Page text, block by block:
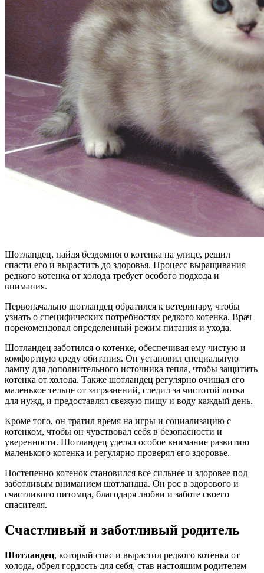
Шотландец, найдя бездомного котенка на улице, решил
спасти его и вырастить до здоровья. Процесс выращивания
редкого котенка от холода требует особого подхода и
внимания.
Первоначально шотландец обратился к ветеринару, чтобы
узнать о специфических потребностях редкого котенка. Врач
порекомендовал определенный режим питания и ухода.
Шотландец заботился о котенке, обеспечивая ему чистую и
комфортную среду обитания. Он установил специальную
лампу для дополнительного источника тепла, чтобы защитить
котенка от холода. Также шотландец регулярно очищал его
маленькое тельце от загрязнений, следил за чистотой лотка
для нужд, и предоставлял свежую пищу и воду каждый день.
Кроме того, он тратил время на игры и социализацию с
котенком, чтобы он чувствовал себя в безопасности и
уверенности. Шотландец уделял особое внимание развитию
маленького котенка и регулярно проверял его здоровье.
Постепенно котенок становился все сильнее и здоровее под
заботливым вниманием шотландца. Он рос в здорового и
счастливого питомца, благодаря любви и заботе своего
спасителя.
Счастливый и заботливый родитель
Шотландец, который спас и вырастил редкого котенка от
холода, обрел гордость для себя, став настоящим родителем